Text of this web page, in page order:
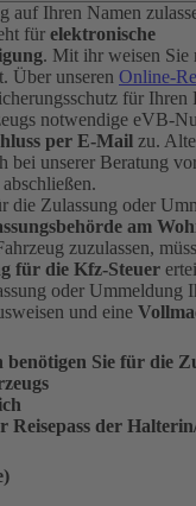
auf Ihren Namen
für elektronische
. Mit ihr weisen Sie
Über unseren Online-
für
notwendige eVB-
per E-Mail zu.
bei unserer Beratung
abschließen.
die Zulassung oder
am
zuzulassen,
für die Kfz-Steuer
oder Ummeldung
und eine
benötigen Sie für die
Reisepass der